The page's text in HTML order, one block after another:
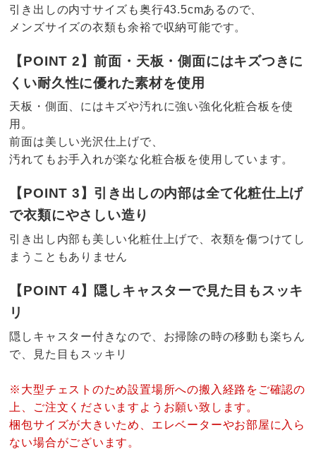
引き出しの内寸サイズも奥行43.5cmあるので、
メンズサイズの衣類も余裕で収納可能です。
【POINT 2】前面・天板・側面にはキズつきに
くい耐久性に優れた素材を使用
天板・側面、にはキズや汚れに強い強化化粧合板を使
用。
前面は美しい光沢仕上げで、
汚れてもお手入れが楽な化粧合板を使用しています。
【POINT 3】引き出しの内部は全て化粧仕上げ
で衣類にやさしい造り
引き出し内部も美しい化粧仕上げで、衣類を傷つけてし
まうこともありません
【POINT 4】隠しキャスターで見た目もスッキ
リ
隠しキャスター付きなので、お掃除の時の移動も楽ちん
で、見た目もスッキリ
※大型チェストのため設置場所への搬入経路をご確認の
上、ご注文くださいますようお願い致します。
梱包サイズが大きいため、エレベーターやお部屋に入ら
ない場合がございます。